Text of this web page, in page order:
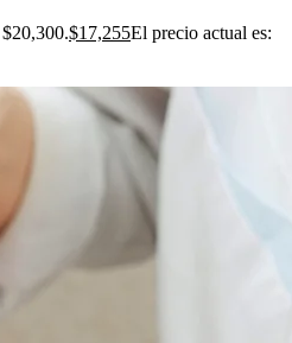
$17,255El precio actual es: